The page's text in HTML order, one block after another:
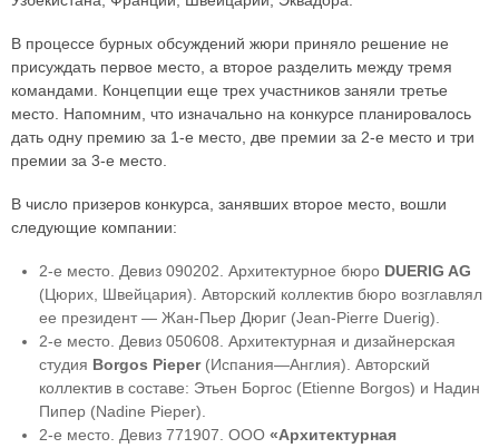
В процессе бурных обсуждений жюри приняло решение не
присуждать первое место, а второе разделить между тремя
командами. Концепции еще трех участников заняли третье
место. Напомним, что изначально на конкурсе планировалось
дать одну премию за 1-е место, две премии за 2-е место и три
премии за 3-е место.
В число призеров конкурса, занявших второе место, вошли
следующие компании:
2-е место. Девиз 090202. Архитектурное бюро DUERIG AG
(Цюрих, Швейцария). Авторский коллектив бюро возглавлял
ее президент — Жан-Пьер Дюриг (Jean-Pierre Duerig).
2-е место. Девиз 050608. Архитектурная и дизайнерская
студия Borgos Pieper(Испания—Англия). Авторский
коллектив в составе: Этьен Боргос (Etienne Borgos) и Надин
Пипер (Nadine Pieper).
2-е место. Девиз 771907. ООО «Архитектурная